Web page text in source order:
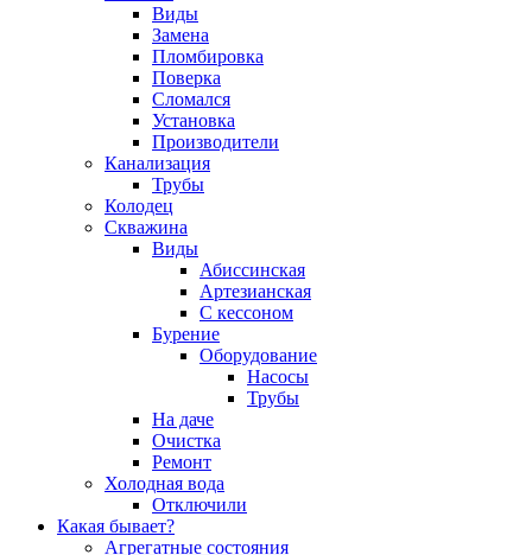
Виды
Замена
Пломбировка
Поверка
Сломался
Установка
Производители
Канализация
Трубы
Колодец
Скважина
Виды
Абиссинская
Артезианская
С кессоном
Бурение
Оборудование
Насосы
Трубы
На даче
Очистка
Ремонт
Холодная вода
Отключили
Какая бывает?
Агрегатные состояния